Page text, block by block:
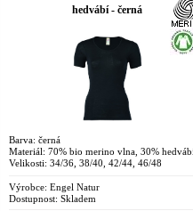
hedvábí - černá
Barva: černá
Materiál: 70% bio merino vlna, 30%
Velikosti: 34/36, 38/40, 42/44, 46/48
Výrobce: Engel Natur
Dostupnost: Skladem